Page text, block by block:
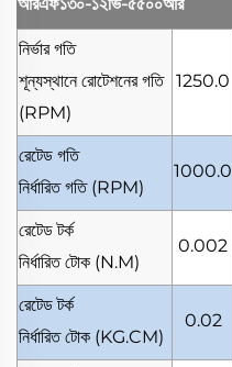
নির্ভার গতি
শূন্যস্থানে রোটেশনের গতি
(RPM)
1250.0
রেটেড গতি
নির্ধারিত গতি (RPM)
1000.0
রেটেড টর্ক
নির্ধারিত টোক (N.M)
0.002
রেটেড টর্ক
নির্ধারিত টোক (KG.CM)
0.02